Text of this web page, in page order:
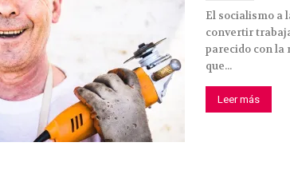
El socialismo a
convertir
parecido con la
que...
Leer más